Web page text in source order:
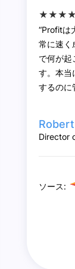
“Profitは
常に速く
で何が起
す。本当
するのに
Director
ソース: